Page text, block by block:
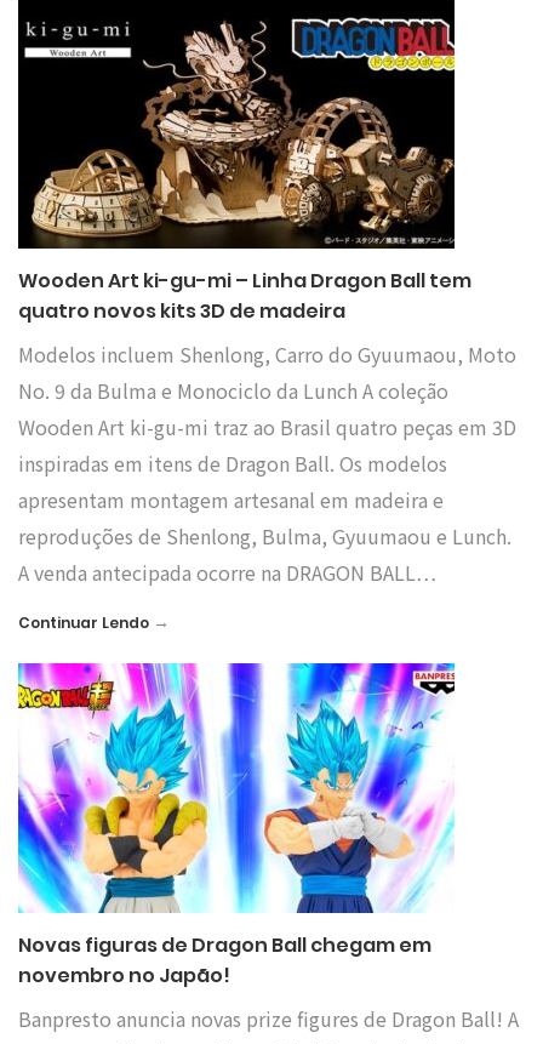
Wooden Art ki-gu-mi – Linha Dragon Ball tem
quatro novos kits 3D de madeira
Modelos incluem Shenlong, Carro do Gyuumaou, Moto
No. 9 da Bulma e Monociclo da Lunch A coleção
Wooden Art ki-gu-mi traz ao Brasil quatro peças em 3D
inspiradas em itens de Dragon Ball. Os modelos
apresentam montagem artesanal em madeira e
reproduções de Shenlong, Bulma, Gyuumaou e Lunch.
A venda antecipada ocorre na DRAGON BALL…
Continuar Lendo →
Novas figuras de Dragon Ball chegam em
novembro no Japão!
Banpresto anuncia novas prize figures de Dragon Ball! A